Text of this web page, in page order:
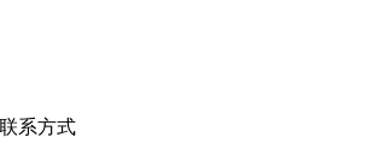
联系方式